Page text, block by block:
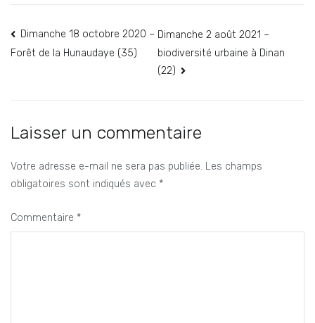
Navigation
Dimanche 18 octobre 2020 –
Forêt de la Hunaudaye (35)
Dimanche 2 août 2021 –
biodiversité urbaine à Dinan
(22)
Laisser un commentaire
Votre adresse e-mail ne sera pas publiée. Les champs
obligatoires sont indiqués avec *
Commentaire *